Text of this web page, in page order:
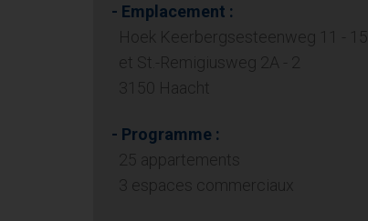
- Emplacement :
Hoek Keerbergsesteenweg 11 - 15
et St.-Remigiusweg 2A - 2
3150 Haacht
- Programme :
25 appartements
3 espaces commerciaux